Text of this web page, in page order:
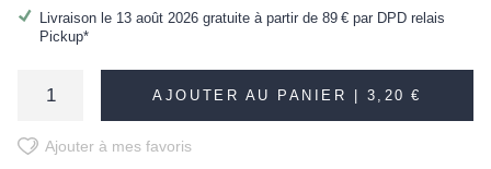
Livraison le 13 août 2026 gratuite à partir de 89 €par DPD relais
Pickup*
AJOUTER AU PANIER | 3,20 €
Ajouter à mes favoris